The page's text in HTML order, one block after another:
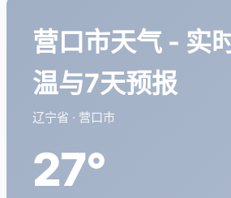
营口市天气 - 实
温与7天预报
辽宁省 · 营口市
27°